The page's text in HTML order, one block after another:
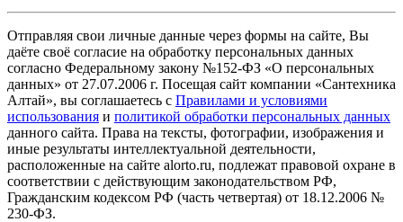
Отправляя свои личные данные через формы на сайте, Вы
даёте своё согласие на обработку персональных данных
согласно Федеральному закону №152-ФЗ «О персональных
данных» от 27.07.2006 г. Посещая сайт компании «Cантехника
Алтай», вы соглашаетесь с Правилами и условиями
использования и политикой обработки персональных данных
данного сайта. Права на тексты, фотографии, изображения и
иные результаты интеллектуальной деятельности,
расположенные на сайте alorto.ru, подлежат правовой охране в
соответствии с действующим законодательством РФ,
Гражданским кодексом РФ (часть четвертая) от 18.12.2006 №
230-ФЗ.